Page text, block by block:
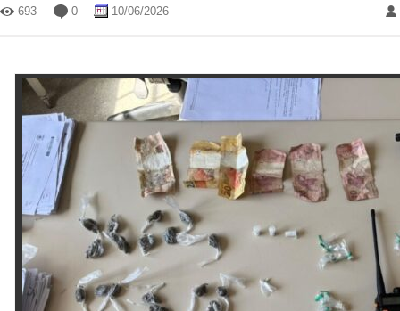
693 0 10/06/2026